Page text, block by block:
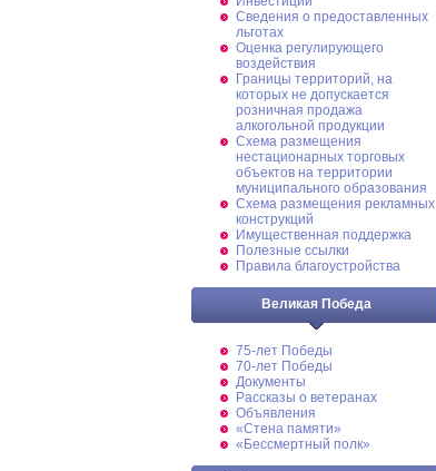
Сведения о предоставленных
льготах
Оценка регулирующего
воздействия
Границы территорий, на
которых не допускается
розничная продажа
алкогольной продукции
Схема размещения
нестационарных торговых
объектов на территории
муниципального образования
Схема размещения рекламных
конструкций
Имущественная поддержка
Полезные ссылки
Правила благоустройства
Великая Победа
75-лет Победы
70-лет Победы
Документы
Рассказы о ветеранах
Объявления
«Стена памяти»
«Бессмертный полк»